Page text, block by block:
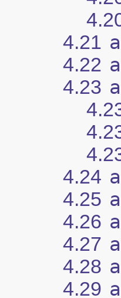
4.21
4.22
4.23
4.24
4.25
4.26
4.27
4.28
4.29